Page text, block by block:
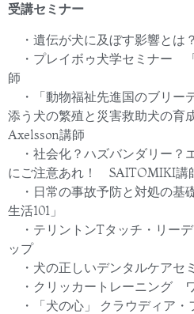
受講セミナー
・遺伝が犬に及ぼす影響とは
・プレイボゥ犬学セミナー
師
・「動物福祉先進国のブリー
添う犬の繁殖と災害救助犬の育
Axelsson講師
・社会化？ハズバンダリー？
にご注意あれ！ SAITOMIKI講
・日常の事故予防と対処の基
生活101 」
・テリントンTタッチ・リー
ップ
・犬の正しいデンタルケアセ
・クリッカートレーニング
・「犬の心」 クラウディア・